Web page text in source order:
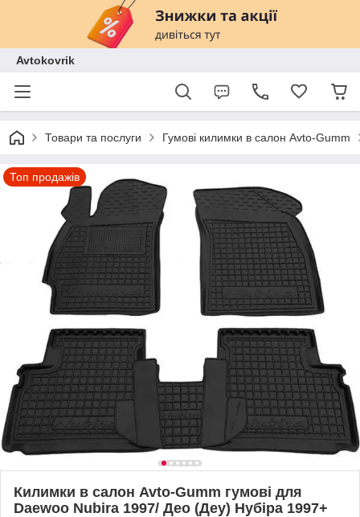
Avtokovrik
Товари та послуги Гумові килимки в салон Avto-Gumm
Топ продажів
Килимки в салон Avto-Gumm гумові для
Daewoo Nubira 1997/ Део (Деу) Нубіра 1997+